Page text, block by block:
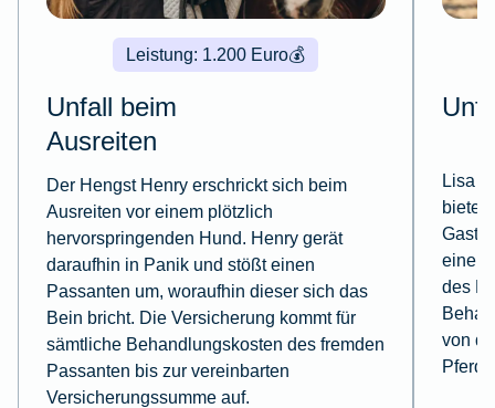
💰
Leistung: 1.200 Euro
Unfall beim
Ausreiten
Der Hengst Henry erschrickt sich beim
Ausreiten vor einem plötzlich
hervorspringenden Hund. Henry gerät
daraufhin in Panik und stößt einen
Passanten um, woraufhin dieser sich das
Bein bricht. Die Versicherung kommt für
sämtliche Behandlungskosten des fremden
Passanten bis zur vereinbarten
Versicherungssumme auf.
Lisa
bietet
einem
des
von